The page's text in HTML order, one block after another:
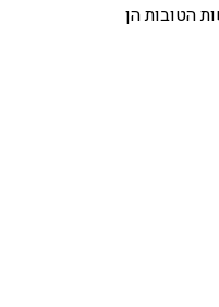
הטובות הן